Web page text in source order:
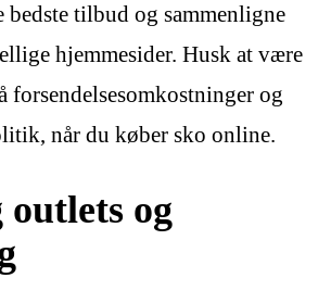
bedste tilbud og sammenligne
hjemmesider. Husk at være
forsendelsesomkostninger og
når du køber sko online.
outlets og